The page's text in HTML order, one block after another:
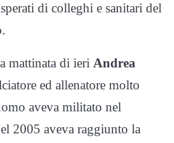
di colleghi e sanitari del
mattinata di ieri Andrea
ed allenatore molto
aveva militato nel
2005 aveva raggiunto la